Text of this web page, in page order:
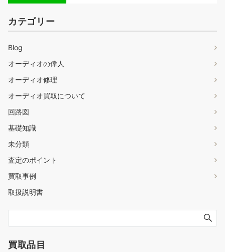
カテゴリー
Blog
オーディオの偉人
オーディオ修理
オーディオ買取について
回路図
基礎知識
未分類
査定のポイント
買取事例
取扱説明書
買取品目